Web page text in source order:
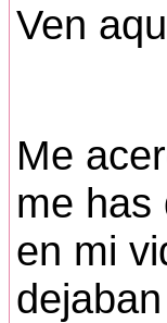
Ven
Me
me has
en mi